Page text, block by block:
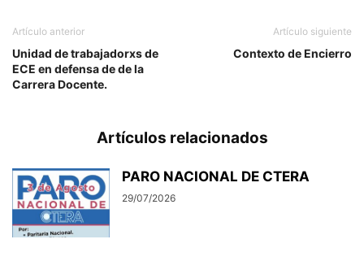
Artículo anterior
Unidad de trabajadorxs de
ECE en defensa de de la
Carrera Docente.
Artículo siguiente
Contexto de Encierro
Artículos relacionados
PARO NACIONAL DE CTERA
29/07/2026